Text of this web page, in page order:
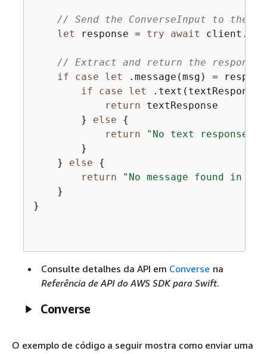
// Send the ConverseInput to the
let response = try await
// Extract and return the
if
case let .message(msg) =
if
case let
return textResponse
        }
else
{
return
"No text response
        }
    }
else
{
return
"No message found in
    }
}
Consulte detalhes da API em Converse na
Referência de API do AWS SDK para Swift.
Converse
O exemplo de código a seguir mostra como enviar uma